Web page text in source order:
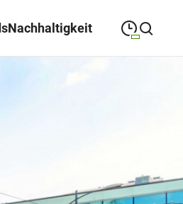
Nachhaltigkeit
09:00—19:00